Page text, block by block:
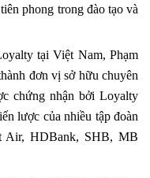
phong trong đào tạo và
tại Việt Nam, Phạm
đơn vị sở hữu chuyên
chứng nhận bởi Loyalty
lược của nhiều tập đoàn
Air, HDBank, SHB, MB